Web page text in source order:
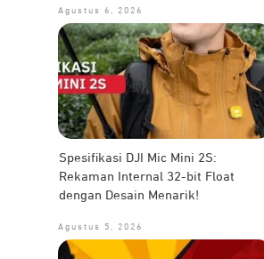
Agustus 6, 2026
Spesifikasi DJI Mic Mini 2S:
Rekaman Internal 32-bit Float
dengan Desain Menarik!
Agustus 5, 2026